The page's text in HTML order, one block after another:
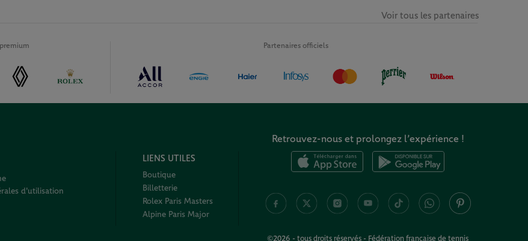
Partenaires officiels
Voir tous les partenaires
d'utilisation
LIENS UTILES
Boutique
Billetterie
Rolex Paris Masters
Alpine Paris Major
Retrouvez-nous et prolongez l’expérience !
©2026 - tous droits réservés - Fédération française de tennis